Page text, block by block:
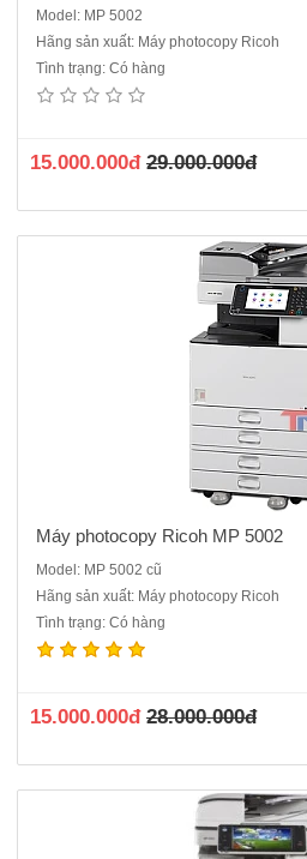
Model: MP 5002
Hãng sản xuất: Máy photocopy Ricoh
Tình trạng: Có hàng
15.000.000đ 29.000.000đ
Máy Photocopy Ricoh MP 5002
chính:Copy/in/scan mạngCHỨC
tự độngĐộ phân
Máy photocopy Ricoh MP 5002
Model: MP 5002 cũ
Hãng sản xuất: Máy photocopy Ricoh
Tình trạng: Có hàng
15.000.000đ 28.000.000đ
Máy Photocopy Kỹ thuật số Ricoh MP
khẩu hiện đại , siêu bền , dễ dùng